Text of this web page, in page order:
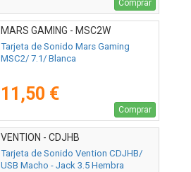
Comprar
MARS GAMING - MSC2W
Tarjeta de Sonido Mars Gaming
MSC2/ 7.1/ Blanca
11,50 €
Comprar
VENTION - CDJHB
Tarjeta de Sonido Vention CDJHB/
USB Macho - Jack 3.5 Hembra